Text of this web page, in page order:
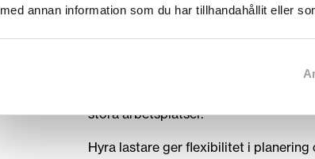
med annan information som du har tillhandahållit eller
lösningar för
Lastare används inom bygg,
för att flytta, lasta och transportera
Olika storlekar och modeller gör det
stora arbetsplatser.
Hyra lastare ger flexibilitet i planering